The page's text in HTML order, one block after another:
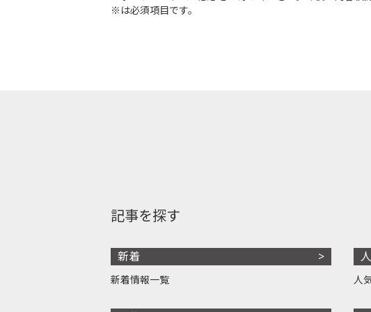
※は必須項目です。
記事を探す
新着
新着情報一覧 人